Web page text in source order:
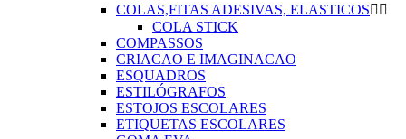
COLAS,FITAS ADESIVAS, ELASTICOS 
COLA STICK
COMPASSOS
CRIACAO E IMAGINACAO
ESQUADROS
ESTILÓGRAFOS
ESTOJOS ESCOLARES
ETIQUETAS ESCOLARES